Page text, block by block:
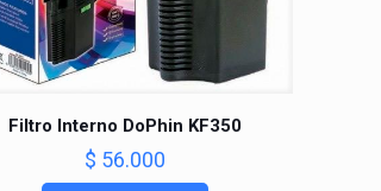
Filtro Interno DoPhin KF350
$ 56.000